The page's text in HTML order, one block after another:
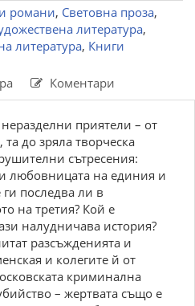
романи, Световна проза,
литература,
литература, Книги
Коментари
приятели – от
до зряла творческа
сътресения:
любовницата на единия и
последва ли в
на третия? Кой е
налудничава история?
разсъжденията и
и колегите й от
криминална
– жертвата също е